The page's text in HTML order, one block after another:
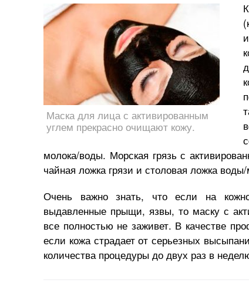
Маска для лица с активированным
углем прекрасно очищают кожу.
молока/воды. Морская грязь с
чайная ложка грязи и столовая ложка
Очень важно знать, что если на
выдавленные прыщи, язвы, то маску с
все полностью не заживет. В качестве
если кожа страдает от серьезных
количества процедуры до двух раз в